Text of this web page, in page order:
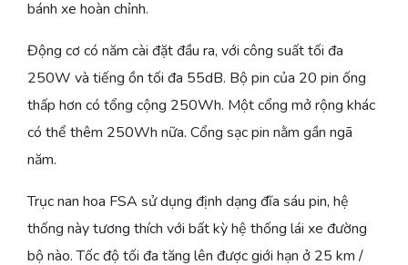
bánh xe hoàn chỉnh.
Động cơ có năm cài đặt đầu ra, với công suất tối đa
250W và tiếng ồn tối đa 55dB. Bộ pin của 20 pin ống
thấp hơn có tổng cộng 250Wh. Một cổng mở rộng khác
có thể thêm 250Wh nữa. Cổng sạc pin nằm gần ngã
năm.
Trục nan hoa FSA sử dụng định dạng đĩa sáu pin, hệ
thống này tương thích với bất kỳ hệ thống lái xe đường
bộ nào. Tốc độ tối đa tăng lên được giới hạn ở 25 km /